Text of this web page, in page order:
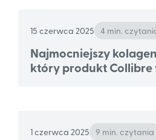
15 czerwca 2025 4 min.
Najmocniejszy
który produkt Collibre
1 czerwca 2025 9 min. czytania